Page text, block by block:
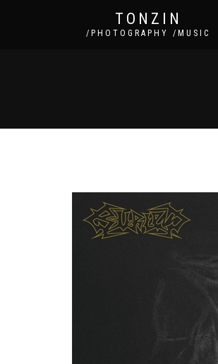
TONZIN
/PHOTOGRAPHY /MUSIC